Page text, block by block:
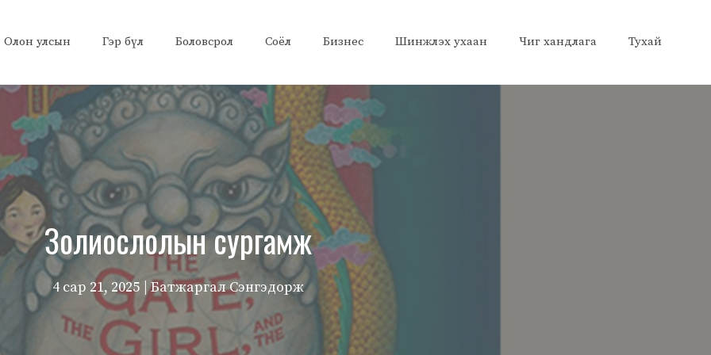
Олон улсын Гэр бүл Боловсрол Соёл Бизнес Шинжлэх ухаан Чиг хандлага Тухай
Золиослолын сургамж
4 сар 21, 2025 | Батжаргал Сэнгэдорж